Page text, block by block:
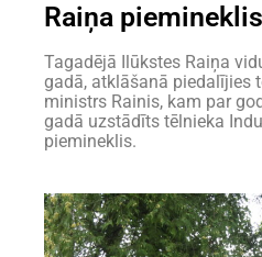
Raiņa piemineklis
Tagadējā Ilūkstes Raiņa
gadā, atklāšanā piedalījies
ministrs Rainis, kam par
gadā uzstādīts tēlnieka
piemineklis.